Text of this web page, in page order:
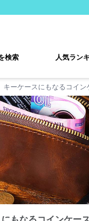
検索 人気ラン
キーケースにもなるコイン